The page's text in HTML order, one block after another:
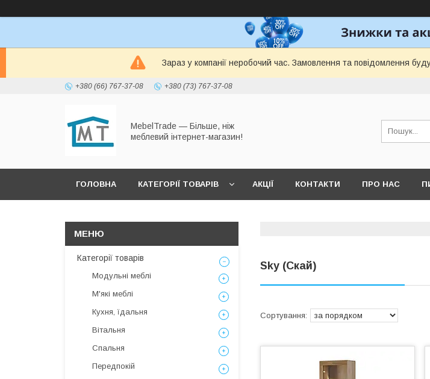
Зараз у компанії неробочий час. Замовлення та повідомлення
+380 (66) 767-37-08 +380 (73) 767-37-08
MebelTrade — Більше, ніж
меблевий інтернет-магазин!
ГОЛОВНА КАТЕГОРІЇ ТОВАРІВ АКЦІЇ КОНТАКТИ ПРО НАС
Sky (Скай)
Категорії товарів
Модульні меблі
М'які меблі
Кухня, їдальня
Вітальня
Спальня
Передпокій